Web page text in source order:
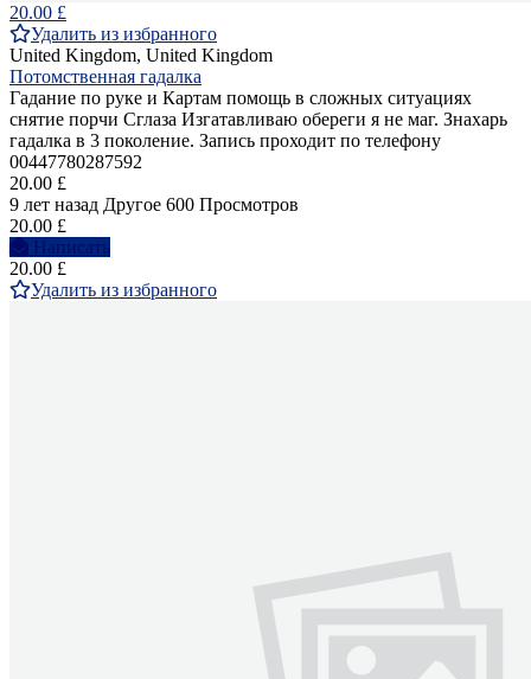
20.00 £
Удалить из избранного
United Kingdom, United Kingdom
Потомственная гадалка
Гадание по руке и Картам помощь в сложных ситуациях
снятие порчи Сглаза Изгатавливаю обереги я не маг. Знахарь
гадалка в 3 поколение. Запись проходит по телефону
00447780287592
20.00 £
9 лет назад Другое 600 Просмотров
20.00 £
Написать
20.00 £
Удалить из избранного